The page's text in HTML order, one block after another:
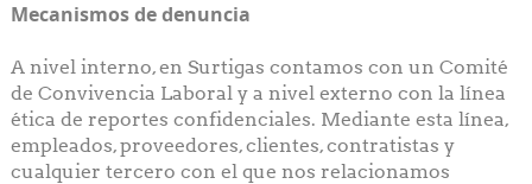
Mecanismos de denuncia
A nivel interno, en Surtigas contamos con un Comité
de Convivencia Laboral y a nivel externo con la línea
ética de reportes confidenciales. Mediante esta línea,
empleados, proveedores, clientes, contratistas y
cualquier tercero con el que nos relacionamos